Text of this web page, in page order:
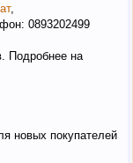
,
0893202499
Подробнее на
новых покупателей